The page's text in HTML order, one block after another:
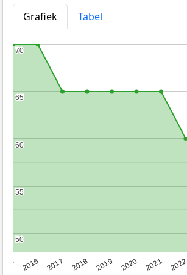
Grafiek
Tabel
2016 2017 2018 2019 2020 2021 2022
50
50
55
55
60
60
65
65
70
70